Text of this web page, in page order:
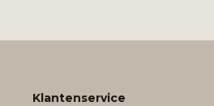
Klantenservice